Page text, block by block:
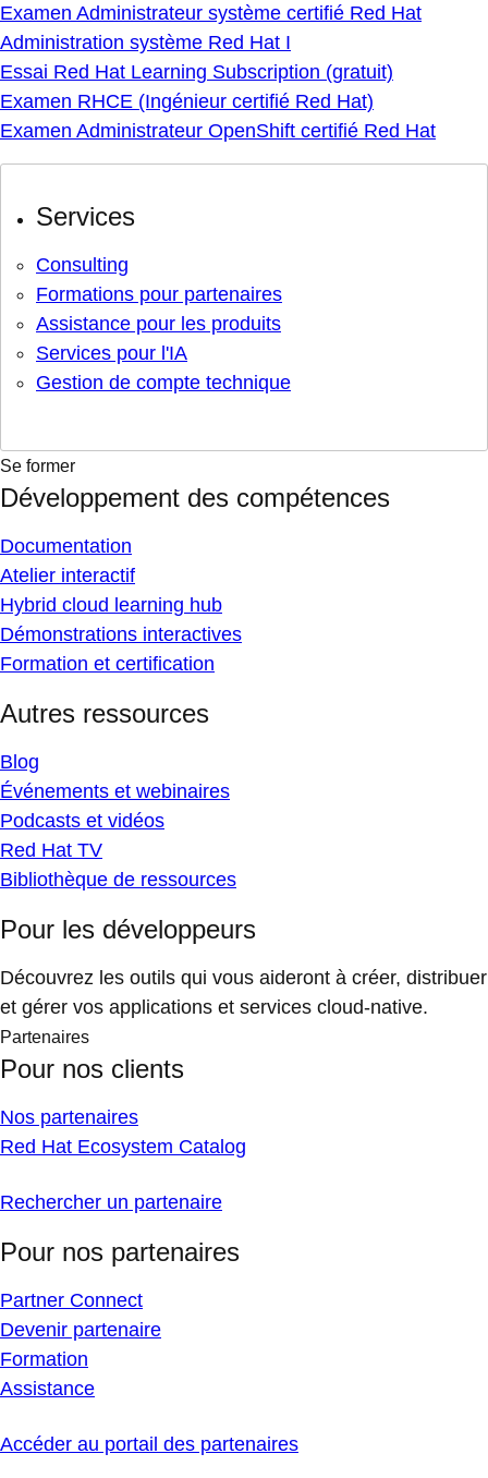
Examen Administrateur système certifié Red Hat
Administration système Red Hat I
Essai Red Hat Learning Subscription (gratuit)
Examen RHCE (Ingénieur certifié Red Hat)
Examen Administrateur OpenShift certifié Red Hat
Services
Consulting
Formations pour partenaires
Assistance pour les produits
Services pour l'IA
Gestion de compte technique
Se former
Développement des compétences
Documentation
Atelier interactif
Hybrid cloud learning hub
Démonstrations interactives
Formation et certification
Autres ressources
Blog
Événements et webinaires
Podcasts et vidéos
Red Hat TV
Bibliothèque de ressources
Pour les développeurs
Découvrez les outils qui vous aideront à créer, distribuer
et gérer vos applications et services cloud-native.
Partenaires
Pour nos clients
Nos partenaires
Red Hat Ecosystem Catalog
Rechercher un partenaire
Pour nos partenaires
Partner Connect
Devenir partenaire
Formation
Assistance
Accéder au portail des partenaires